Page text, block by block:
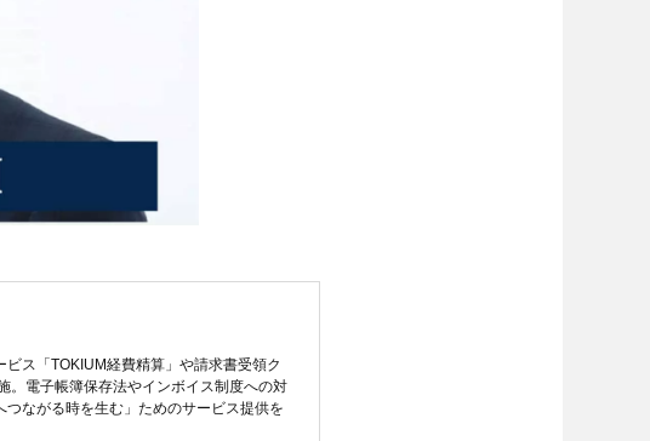
ス「TOKIUM経費精算」や請求書受領ク
。電子帳簿保存法やインボイス制度への対
ながる時を生む」ためのサービス提供を